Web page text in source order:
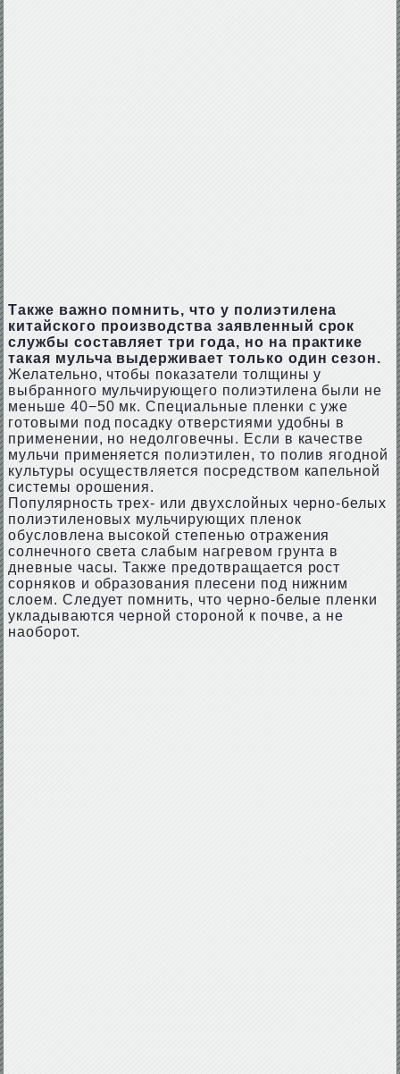
Также важно помнить, что у полиэтилена
китайского производства заявленный срок
службы составляет три года, но на практике
такая мульча выдерживает только один сезон.
Желательно, чтобы показатели толщины у
выбранного мульчирующего полиэтилена были не
меньше 40−50 мк. Специальные пленки с уже
готовыми под посадку отверстиями удобны в
применении, но недолговечны. Если в качестве
мульчи применяется полиэтилен, то полив ягодной
культуры осуществляется посредством капельной
системы орошения.
Популярность трех- или двухслойных черно-белых
полиэтиленовых мульчирующих пленок
обусловлена высокой степенью отражения
солнечного света слабым нагревом грунта в
дневные часы. Также предотвращается рост
сорняков и образования плесени под нижним
слоем. Следует помнить, что черно-белые пленки
укладываются черной стороной к почве, а не
наоборот.